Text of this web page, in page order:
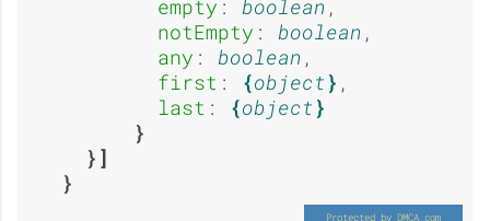
n
t
n
t
a
empty : boolean ,
notEmpty : boolean ,
any : boolean ,
first : object
,
last : object